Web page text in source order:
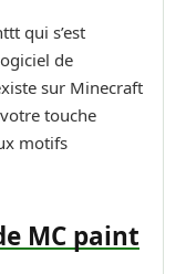
qui s’est
de
sur Minecraft
touche
motifs
MC paint